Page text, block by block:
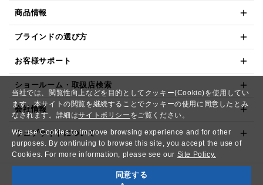
当社では、閲覧性向上などを目的としてクッキー(Cookie)を使用してい
ます。本サイトの閲覧を継続することでクッキーの使用に同意したとみ
なされます。詳細はサイトポリシー をご覧ください。
We use Cookies to improve browsing experience and for other
purposes. By continuing to browse this site, you accept the use of
Cookies. For more information, please see our Site Policy.
同意する
商品情報
ブラインドの選び方
お客様サポート
ショールーム・取扱店検索
会社情報
ウェブサイトについて
Copyright© NICHIBEI CO.,LTD. All Rights Reserved.